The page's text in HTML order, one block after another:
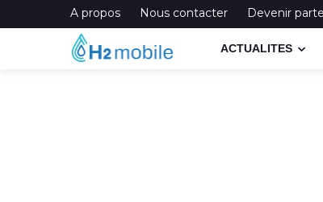
A propos Nous contacter Devenir
ACTUALITES